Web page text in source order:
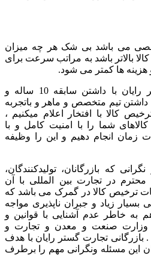
می باشد بی شک هر چه میزان
بالاتر باشد به مراتب سرعت برای
هزینه ها کمتر می شود.
ما در بازرگانی تجارت گستر رایان با داشتن سابقه 10 ساله و
داشتن تیم متخصص و ماهر و باتجربه
کالا با افتخار اعلام میکنیم ،
شما را با امنیت کامل و با
زمان انجام دهیم و این را وظیفه
که بازرگانان، تولیدکنندگان،
محترم در تجارت بین المللی با آن
ترخیص کالا در گمرک می باشد که
بسیار زیاد و جبران ناپذیری مواجه
به خاطر عدم آشنایی با قوانین و
وزارت صنعت و معدن و تجارت و
تجارت گستر رایان با هدف
این مسئله ونگرانی مهم را برطرف